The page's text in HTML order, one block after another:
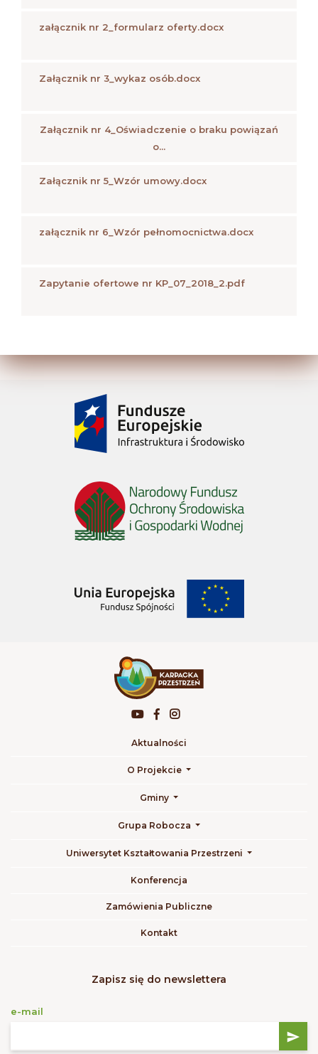
załącznik nr 2_formularz oferty.docx
Załącznik nr 3_wykaz osób.docx
Załącznik nr 4_Oświadczenie o braku powiązań
o...
Załącznik nr 5_Wzór umowy.docx
załącznik nr 6_Wzór pełnomocnictwa.docx
Zapytanie ofertowe nr KP_07_2018_2.pdf
Aktualności
O Projekcie
Gminy
Grupa Robocza
Uniwersytet Kształtowania Przestrzeni
Konferencja
Zamówienia Publiczne
Kontakt
Zapisz się do newslettera
e-mail